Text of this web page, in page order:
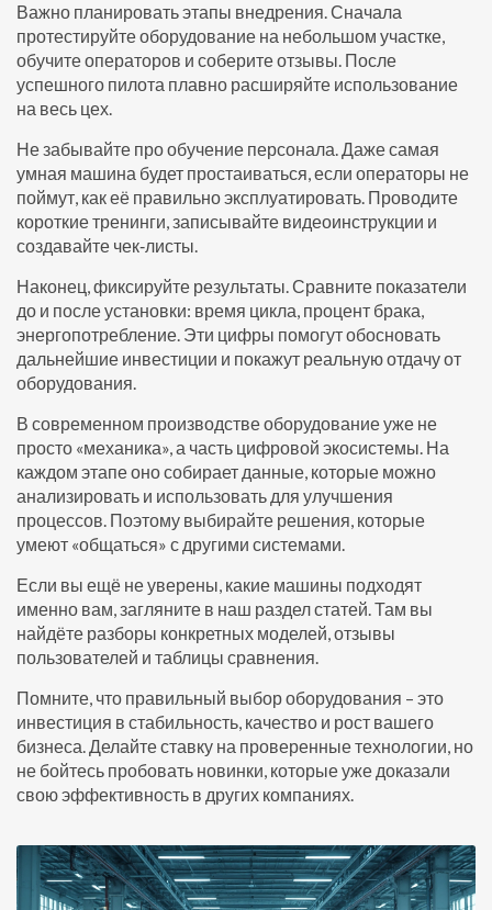
Важно планировать этапы внедрения. Сначала
протестируйте оборудование на небольшом участке,
обучите операторов и соберите отзывы. После
успешного пилота плавно расширяйте использование
на весь цех.
Не забывайте про обучение персонала. Даже самая
умная машина будет простаиваться, если операторы не
поймут, как её правильно эксплуатировать. Проводите
короткие тренинги, записывайте видеоинструкции и
создавайте чек‑листы.
Наконец, фиксируйте результаты. Сравните показатели
до и после установки: время цикла, процент брака,
энергопотребление. Эти цифры помогут обосновать
дальнейшие инвестиции и покажут реальную отдачу от
оборудования.
В современном производстве оборудование уже не
просто «механика», а часть цифровой экосистемы. На
каждом этапе оно собирает данные, которые можно
анализировать и использовать для улучшения
процессов. Поэтому выбирайте решения, которые
умеют «общаться» с другими системами.
Если вы ещё не уверены, какие машины подходят
именно вам, загляните в наш раздел статей. Там вы
найдёте разборы конкретных моделей, отзывы
пользователей и таблицы сравнения.
Помните, что правильный выбор оборудования – это
инвестиция в стабильность, качество и рост вашего
бизнеса. Делайте ставку на проверенные технологии, но
не бойтесь пробовать новинки, которые уже доказали
свою эффективность в других компаниях.